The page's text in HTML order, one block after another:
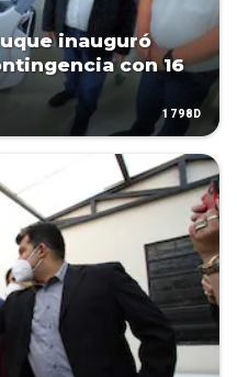
inauguró
con 16
1798D